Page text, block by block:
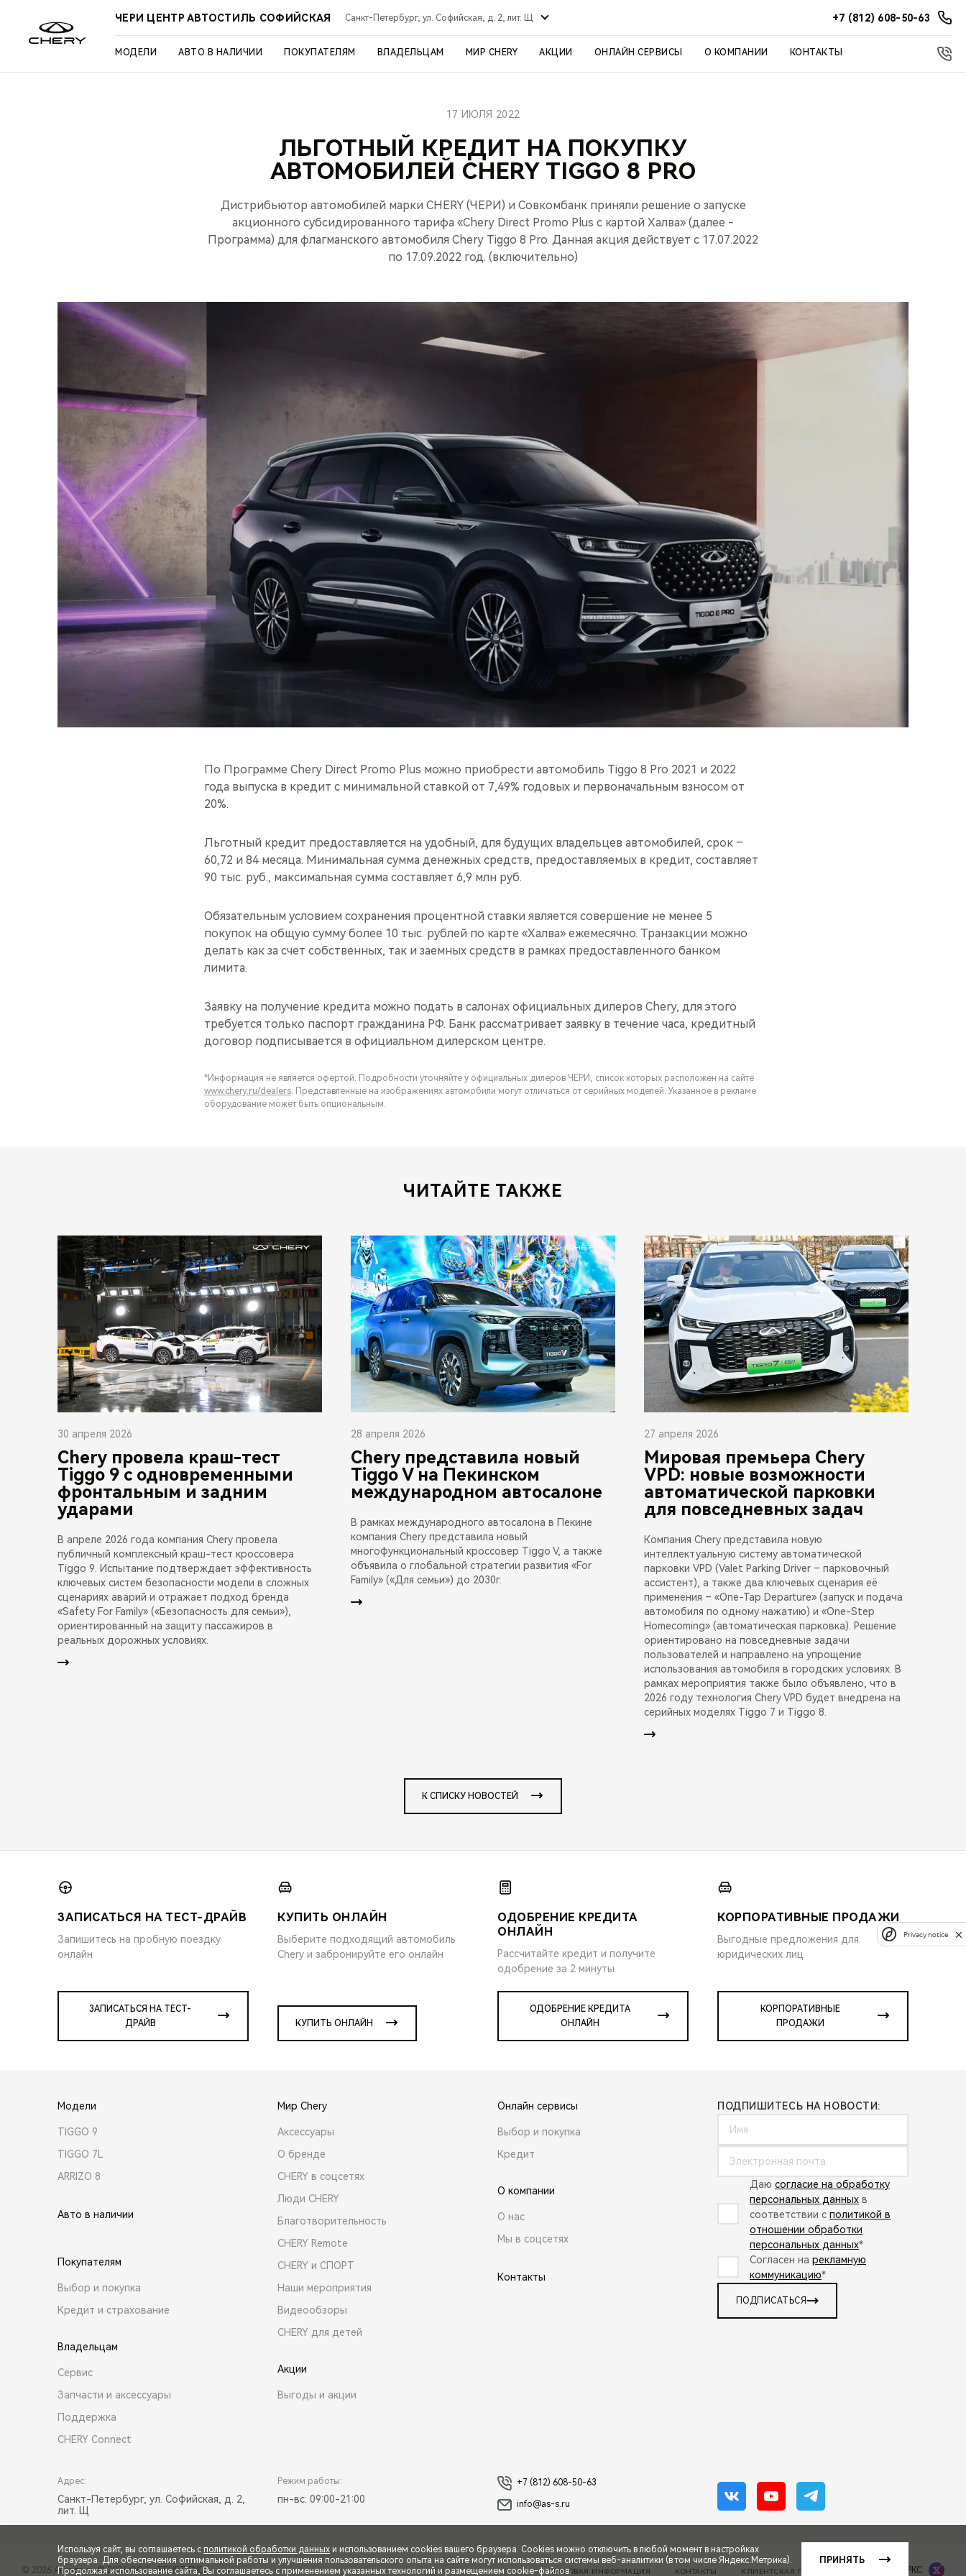
ЧЕРИ ЦЕНТР АВТОСТИЛЬ СОФИЙСКАЯ Санкт-Петербург, ул. Софийская, д. 2, лит. Щ +7 (812) 608-50-63
МОДЕЛИ АВТО В НАЛИЧИИ ПОКУПАТЕЛЯМ ВЛАДЕЛЬЦАМ МИР CHERY АКЦИИ ОНЛАЙН СЕРВИСЫ О КОМПАНИИ КОНТАКТЫ
ЛЬГОТНЫЙ КРЕДИТ НА ПОКУПКУ
АВТОМОБИЛЕЙ CHERY TIGGO 8 PRO
17 ИЮЛЯ 2022
Дистрибьютор автомобилей марки CHERY (ЧЕРИ) и Совкомбанк приняли решение о запуске
акционного субсидированного тарифа «Chery Direct Promo Plus с картой Халва» (далее -
Программа) для флагманского автомобиля Chery Tiggo 8 Pro. Данная акция действует с 17.07.2022
по 17.09.2022 год. (включительно)
По Программе Chery Direct Promo Plus можно приобрести автомобиль Tiggo 8 Pro 2021 и 2022
года выпуска в кредит с минимальной ставкой от 7,49% годовых и первоначальным взносом от
20%.
Льготный кредит предоставляется на удобный, для будущих владельцев автомобилей, срок –
60,72 и 84 месяца. Минимальная сумма денежных средств, предоставляемых в кредит, составляет
90 тыс. руб., максимальная сумма составляет 6,9 млн руб.
Обязательным условием сохранения процентной ставки является совершение не менее 5
покупок на общую сумму более 10 тыс. рублей по карте «Халва» ежемесячно. Транзакции можно
делать как за счет собственных, так и заемных средств в рамках предоставленного банком
лимита.
Заявку на получение кредита можно подать в салонах официальных дилеров Chery, для этого
требуется только паспорт гражданина РФ. Банк рассматривает заявку в течение часа, кредитный
договор подписывается в официальном дилерском центре.
*Информация не является офертой. Подробности уточняйте у официальных дилеров ЧЕРИ, список которых расположен на сайте
www.chery.ru/dealers. Представленные на изображениях автомобили могут отличаться от серийных моделей. Указанное в рекламе
оборудование может быть опциональным.
ЧИТАЙТЕ ТАКЖЕ
30 апреля 2026
Chery провела краш-тест
Tiggo 9 с одновременными
фронтальным и задним
ударами
В апреле 2026 года компания Chery провела
публичный комплексный краш-тест кроссовера
Tiggo 9. Испытание подтверждает эффективность
ключевых систем безопасности модели в сложных
сценариях аварий и отражает подход бренда
«Safety For Family» («Безопасность для семьи»),
ориентированный на защиту пассажиров в
реальных дорожных условиях.
28 апреля 2026
Chery представила новый
Tiggo V на Пекинском
международном автосалоне
В рамках международного автосалона в Пекине
компания Chery представила новый
многофункциональный кроссовер Tiggo V, а также
объявила о глобальной стратегии развития «For
Family» («Для семьи») до 2030г.
27 апреля 2026
Мировая премьера Chery
VPD: новые возможности
автоматической парковки
для повседневных задач
Компания Chery представила новую
интеллектуальную систему автоматической
парковки VPD (Valet Parking Driver – парковочный
ассистент), а также два ключевых сценария её
применения – «One-Tap Departure» (запуск и подача
автомобиля по одному нажатию) и «One-Step
Homecoming» (автоматическая парковка). Решение
ориентировано на повседневные задачи
пользователей и направлено на упрощение
использования автомобиля в городских условиях. В
рамках мероприятия также было объявлено, что в
2026 году технология Chery VPD будет внедрена на
серийных моделях Tiggo 7 и Tiggo 8.
К СПИСКУ НОВОСТЕЙ
ЗАПИСАТЬСЯ НА ТЕСТ-ДРАЙВ
Запишитесь на пробную поездку
онлайн
ЗАПИСАТЬСЯ НА ТЕСТ-
ДРАЙВ
КУПИТЬ ОНЛАЙН
Выберите подходящий автомобиль
Chery и забронируйте его онлайн
КУПИТЬ ОНЛАЙН
ОДОБРЕНИЕ КРЕДИТА
ОНЛАЙН
Рассчитайте кредит и получите
одобрение за 2 минуты
ОДОБРЕНИЕ КРЕДИТА
ОНЛАЙН
КОРПОРАТИВНЫЕ ПРОДАЖИ
Выгодные предложения для
юридических лиц
КОРПОРАТИВНЫЕ
ПРОДАЖИ
Модели
TIGGO 9
TIGGO 7L
ARRIZO 8
Авто в наличии
Покупателям
Выбор и покупка
Кредит и страхование
Владельцам
Сервис
Запчасти и аксессуары
Поддержка
CHERY Connect
Мир Chery
Аксессуары
О бренде
CHERY в соцсетях
Люди CHERY
Благотворительность
CHERY Remote
CHERY и СПОРТ
Наши мероприятия
Видеообзоры
CHERY для детей
Акции
Выгоды и акции
Онлайн сервисы
Выбор и покупка
Кредит
О компании
О нас
Мы в соцсетях
Контакты
ПОДПИШИТЕСЬ НА НОВОСТИ:
Даю согласие на обработку
персональных данных в
соответствии с политикой в
отношении обработки
персональных данных*
Согласен на рекламную
коммуникацию*
ПОДПИСАТЬСЯ
Адрес:
Санкт-Петербург, ул. Софийская, д. 2,
лит. Щ
Режим работы:
пн-вс: 09:00-21:00
+7 (812) 608-50-63
info@as-s.ru
© 2026 Автостиль © 2026 ООО «ТЕНЕТ РУС» ПРАВОВАЯ ИНФОРМАЦИЯ КОНТАКТЫ КЛИЕНТСКАЯ ПОДДЕРЖКА Сделано в ПЕРКС
Используя сайт, вы соглашаетесь с политикой обработки данных и использованием cookies вашего браузера. Cookies можно отключить в любой момент в настройках
браузера. Для обеспечения оптимальной работы и улучшения пользовательского опыта на сайте могут использоваться системы веб-аналитики (в том числе Яндекс.Метрика).
Продолжая использование сайта, Вы соглашаетесь с применением указанных технологий и размещением cookie-файлов.
ПРИНЯТЬ
Privacy notice